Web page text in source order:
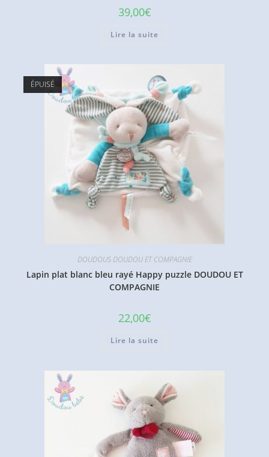
39,00€
Lire la suite
ÉPUISÉ
DOUDOUS DOUDOU ET COMPAGNIE
Lapin plat blanc bleu rayé Happy puzzle DOUDOU ET
COMPAGNIE
22,00€
Lire la suite